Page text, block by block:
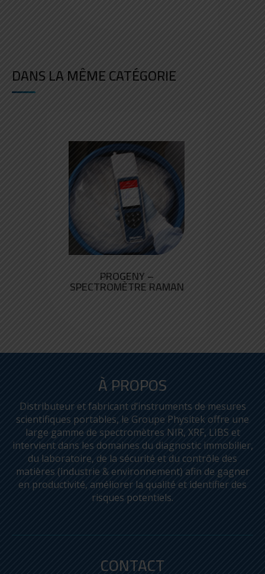
DANS LA MÊME CATÉGORIE
PROGENY –
SPECTROMÈTRE RAMAN
À PROPOS
Distributeur et fabricant d’instruments de mesures
scientifiques portables, le Groupe Physitek offre une
large gamme de spectromètres NIR, XRF, LIBS et
intervient dans les domaines du diagnostic immobilier,
du laboratoire, de la sécurité et du contrôle des
matières (industrie & environnement) afin de gagner
en productivité, améliorer la qualité et identifier des
risques potentiels.
CONTACT